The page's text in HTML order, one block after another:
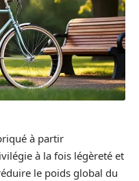
à partir
à la fois légèreté et
le poids global du